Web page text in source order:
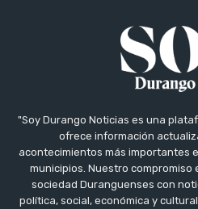
"Soy Durango Noticias es una
ofrece información
acontecimientos más importantes
municipios. Nuestro compromiso
sociedad Duranguenses con
política, social, económica y